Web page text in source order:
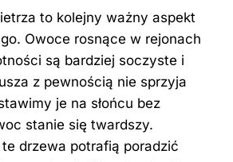
to kolejny ważny aspekt
Owoce rosnące w rejonach
są bardziej soczyste i
z pewnością nie sprzyja
je na słońcu bez
stanie się twardszy.
drzewa potrafią poradzić